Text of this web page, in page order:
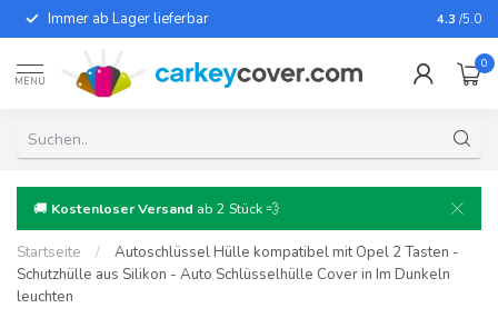
Immer ab Lager lieferbar Für fast
4.3 /5.0
MENU
0
🚚 Kostenloser Versand ab 2 Stück 💨
Startseite /
Autoschlüssel Hülle kompatibel mit Opel 2 Tasten -
Schutzhülle aus Silikon - Auto Schlüsselhülle Cover in Im Dunkeln
leuchten